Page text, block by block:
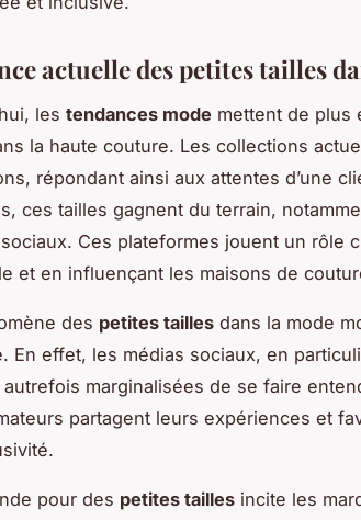
actuelle des petites tailles
les tendances mode mettent de plus
la haute couture. Les collections
répondant ainsi aux attentes d’une
ces tailles gagnent du terrain,
Ces plateformes jouent un rôle
et en influençant les maisons de
des petites tailles dans la mode
En effet, les médias sociaux, en
marginalisées de se faire
partagent leurs expériences et
pour des petites tailles incite les